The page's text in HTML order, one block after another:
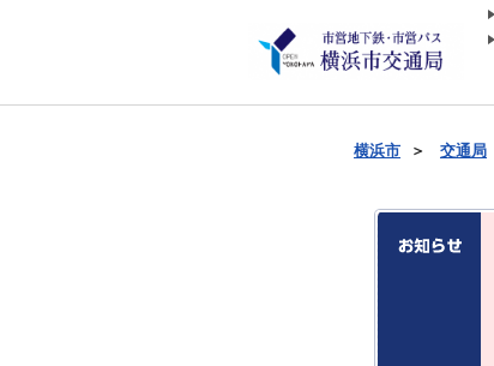
横浜市 ＞ 交通局